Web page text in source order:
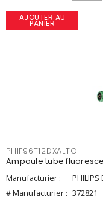
AJOUTER AU
PANIER
PHIF96T12DXALTO
Ampoule tube
Manufacturier :
PHILIPS
# Manufacturier : 372821